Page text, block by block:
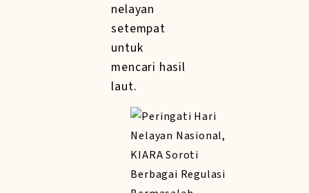
nelayan
setempat
untuk
mencari hasil
laut.